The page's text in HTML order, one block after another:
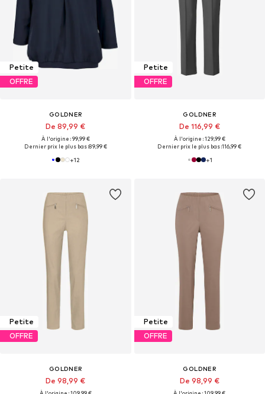
Petite
OFFRE
GOLDNER
De 89,99 €
À l'origine : 99,99 €
Dernier prix le plus bas :89,99 €
+12
Petite
OFFRE
GOLDNER
De 116,99 €
À l'origine : 129,99 €
Dernier prix le plus bas :116,99 €
+1
Petite
OFFRE
GOLDNER
De 98,99 €
Petite
OFFRE
GOLDNER
De 98,99 €